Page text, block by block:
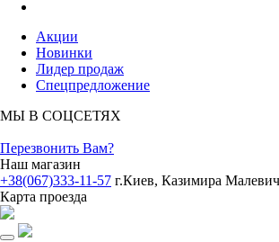
Акции
Новинки
Лидер продаж
Спецпредложение
МЫ В СОЦСЕТЯХ
Перезвонить Вам?
Наш магазин
+38(067)333-11-57 г.Киев, Казимира
Карта проезда